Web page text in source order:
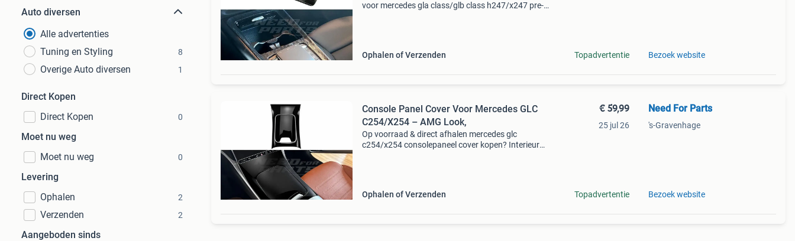
Auto diversen
Alle advertenties
Tuning en Styling
8
Overige Auto diversen 1
Direct Kopen
Direct Kopen
0
Moet nu weg
Moet nu weg
0
Levering
Ophalen
2
Verzenden 2
Aangeboden sinds
voor mercedes gla class/glb class h247/x247 pre-
Ophalen of Verzenden Topadvertentie Bezoek website
Console Panel Cover Voor Mercedes GLC
C254/X254 – AMG Look,
Op voorraad & direct afhalen mercedes glc
c254/x254 consolepaneel cover kopen? Interieur
Ophalen of Verzenden
€ 59,99
25 jul 26
Topadvertentie
Need For Parts
's-Gravenhage
Bezoek website